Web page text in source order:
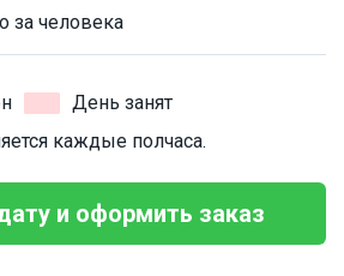
за человека
День занят
каждые полчаса.
и оформить заказ